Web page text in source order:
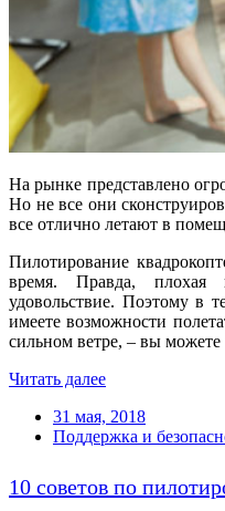
На рынке представлено
Но не все они
все отлично летают в
Пилотирование
время. Правда, плохая
удовольствие. Поэтому в
имеете возможности
сильном ветре, – вы
Читать далее
31 мая, 2018
Поддержка и
10 советов по